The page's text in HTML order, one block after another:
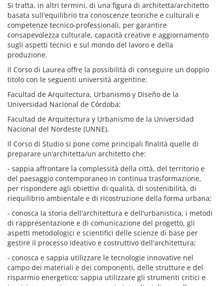
Si tratta, in altri termini, di una figura di architetta/architetto
basata sull'equilibrio tra conoscenze teoriche e culturali e
competenze tecnico-professionali, per garantire
consapevolezza culturale, capacità creative e aggiornamento
sugli aspetti tecnici e sul mondo del lavoro e della
produzione.
Il Corso di Laurea offre la possibilità di conseguire un doppio
titolo con le seguenti università argentine:
Facultad de Arquitectura, Urbanismo y Diseño de la
Universidad Nacional de Córdoba;
Facultad de Arquitectura y Urbanismo de la Universidad
Nacional del Nordeste (UNNE).
Il Corso di Studio si pone come principali finalità quelle di
preparare un’architetta/un architetto che:
- sappia affrontare la complessità della città, del territorio e
del paesaggio contemporaneo in continua trasformazione,
per rispondere agli obiettivi di qualità, di sostenibilità, di
riequilibrio ambientale e di ricostruzione della forma urbana;
- conosca la storia dell'architettura e dell'urbanistica, i metodi
di rappresentazione e di comunicazione del progetto, gli
aspetti metodologici e scientifici delle scienze di base per
gestire il processo ideativo e costruttivo dell'architettura;
- conosca e sappia utilizzare le tecnologie innovative nel
campo dei materiali e dei componenti, delle strutture e del
risparmio energetico; sappia utilizzare gli strumenti critici e